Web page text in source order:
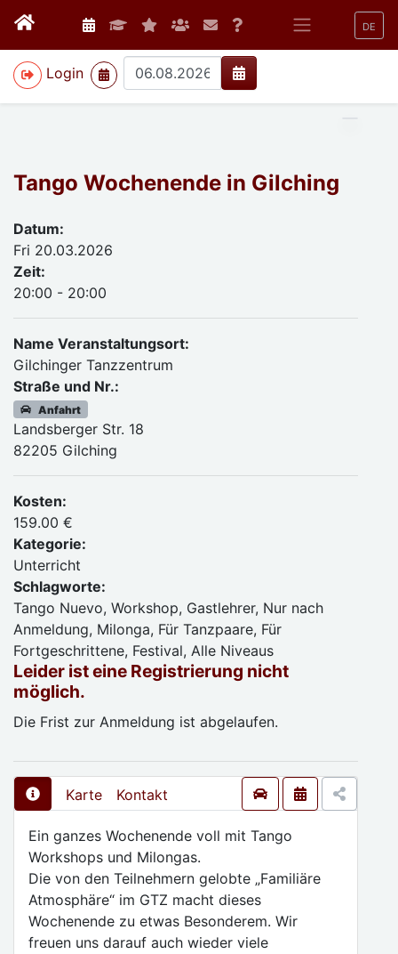
DE
Login
>
Tango Wochenende in Gilching
Datum:
Fri 20.03.2026
Zeit:
20:00 - 20:00
Name Veranstaltungsort:
Gilchinger Tanzzentrum
Straße und Nr.:
Anfahrt
Landsberger Str. 18
82205 Gilching
Kosten:
159.00 €
Kategorie:
Unterricht
Schlagworte:
Tango Nuevo, Workshop, Gastlehrer, Nur nach
Anmeldung, Milonga, Für Tanzpaare, Für
Fortgeschrittene, Festival, Alle Niveaus
Leider ist eine Registrierung nicht
möglich.
Die Frist zur Anmeldung ist abgelaufen.
Karte Kontakt
Ein ganzes Wochenende voll mit Tango
Workshops und Milongas.
Die von den Teilnehmern gelobte „Familiäre
Atmosphäre“ im GTZ macht dieses
Wochenende zu etwas Besonderem. Wir
freuen uns darauf auch wieder viele